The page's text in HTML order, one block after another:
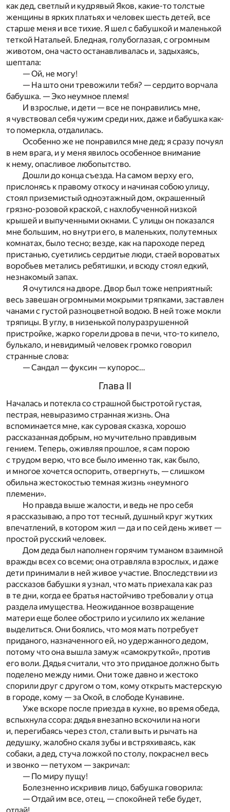
как дед, светлый и кудрявый Яков, какие-то толстые
женщины в ярких платьях и человек шесть детей, все
старше меня и все тихие. Я шел с бабушкой и маленькой
теткой Натальей. Бледная, голубоглазая, с огромным
животом, она часто останавливалась и, задыхаясь,
шептала:
— Ой, не могу!
— На што они тревожили тебя? — сердито ворчала
бабушка. — Эко неумное племя!
И взрослые, и дети — все не понравились мне,
я чувствовал себя чужим среди них, даже и бабушка как-
то померкла, отдалилась.
Особенно же не понравился мне дед; я сразу почуял
в нем врага, и у меня явилось особенное внимание
к нему, опасливое любопытство.
Дошли до конца съезда. На самом верху его,
прислонясь к правому откосу и начиная собою улицу,
стоял приземистый одноэтажный дом, окрашенный
грязно-розовой краской, с нахлобученной низкой
крышей и выпученными окнами. С улицы он показался
мне большим, но внутри его, в маленьких, полутемных
комнатах, было тесно; везде, как на пароходе перед
пристанью, суетились сердитые люди, стаей вороватых
воробьев метались ребятишки, и всюду стоял едкий,
незнакомый запах.
Я очутился на дворе. Двор был тоже неприятный:
весь завешан огромными мокрыми тряпками, заставлен
чанами с густой разноцветной водою. В ней тоже мокли
тряпицы. В углу, в низенькой полуразрушенной
пристройке, жарко горели дрова в печи, что-то кипело,
булькало, и невидимый человек громко говорил
странные слова:
— Сандал — фуксин — купорос…
Глава II
Началась и потекла со страшной быстротой густая,
пестрая, невыразимо странная жизнь. Она
вспоминается мне, как суровая сказка, хорошо
рассказанная добрым, но мучительно правдивым
гением. Теперь, оживляя прошлое, я сам порою
с трудом верю, что все было именно так, как было,
и многое хочется оспорить, отвергнуть, — слишком
обильна жестокостью темная жизнь «неумного
племени».
Но правда выше жалости, и ведь не про себя
я рассказываю, а про тот тесный, душный круг жутких
впечатлений, в котором жил — да и по сей день живет —
простой русский человек.
Дом деда был наполнен горячим туманом взаимной
вражды всех со всеми; она отравляла взрослых, и даже
дети принимали в ней живое участие. Впоследствии из
рассказов бабушки я узнал, что мать приехала как раз
в те дни, когда ее братья настойчиво требовали у отца
раздела имущества. Неожиданное возвращение
матери еще более обострило и усилило их желание
выделиться. Они боялись, что моя мать потребует
приданого, назначенного ей, но удержанного дедом,
потому что она вышла замуж «самокруткой», против
его воли. Дядья считали, что это приданое должно быть
поделено между ними. Они тоже давно и жестоко
спорили друг с другом о том, кому открыть мастерскую
в городе, кому — за Окой, в слободе Кунавине.
Уже вскоре после приезда в кухне, во время обеда,
вспыхнула ссора: дядья внезапно вскочили на ноги
и, перегибаясь через стол, стали выть и рычать на
дедушку, жалобно скаля зубы и встряхиваясь, как
собаки, а дед, стуча ложкой по столу, покраснел весь
и звонко — петухом — закричал:
— По миру пущу!
Болезненно искривив лицо, бабушка говорила:
— Отдай им все, отец, — спокойней тебе будет,
отдай!